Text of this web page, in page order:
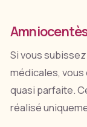
Si vous
médicales,
quasi parfaite.
réalisé